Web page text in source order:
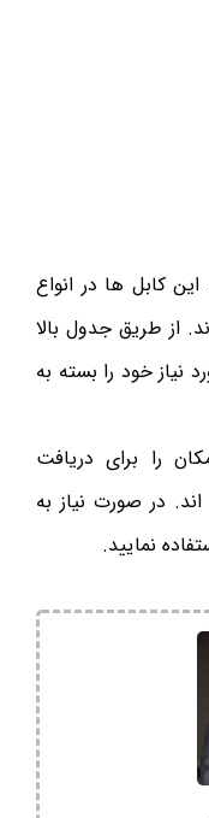
کابل ها در انواع
از طریق جدول بالا
نیاز خود را بسته به
را برای دریافت
در صورت نیاز به
نمایید.